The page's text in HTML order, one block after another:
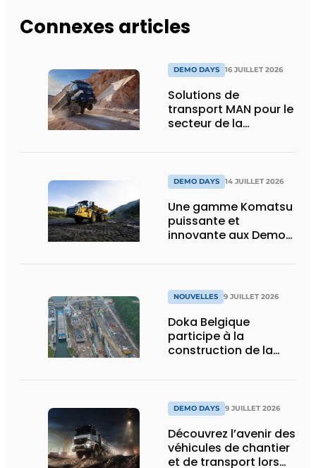
Connexes articles
DEMO DAYS 16 JUILLET 2026
Solutions de
transport MAN pour le
secteur de la
DEMO DAYS 14 JUILLET 2026
Une gamme Komatsu
puissante et
innovante aux Demo
NOUVELLES 9 JUILLET 2026
Doka Belgique
participe à la
construction de la
DEMO DAYS 9 JUILLET 2026
Découvrez l’avenir des
véhicules de chantier
et de transport lors